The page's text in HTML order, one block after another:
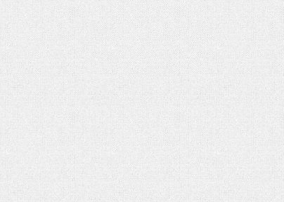
تحلیل بحران یمن در گفتوگو با